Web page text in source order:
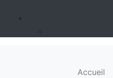
Accueil